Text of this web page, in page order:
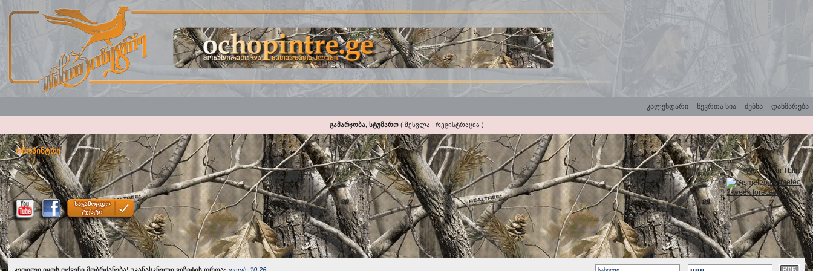
დახმარება
ძებნა
წევრთა სია
კალენდარი
გამარჯობა, სტუმარო( შესვლა | რეგისტრაცია )
ოჩოპინტრე
Weather in Tbilisi
Gismeteo
2-week forecast